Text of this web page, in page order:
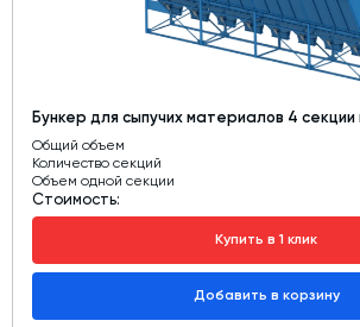
Бункер для сыпучих материалов 4 секции
Общий объем
Количество секций
Объем одной секции
Стоимость:
Купить в 1 клик
Добавить в корзину